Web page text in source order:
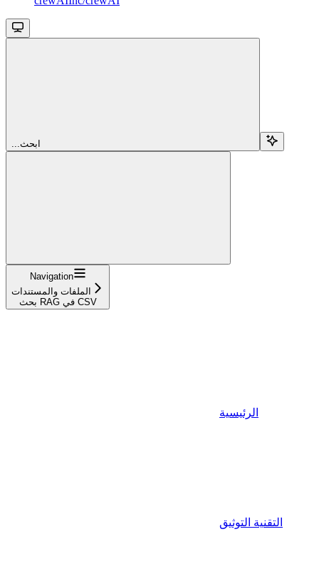
...ابحث
Navigation
الملفات والمستندات
بحث RAG في CSV
الرئيسية
التقنية التوثيق